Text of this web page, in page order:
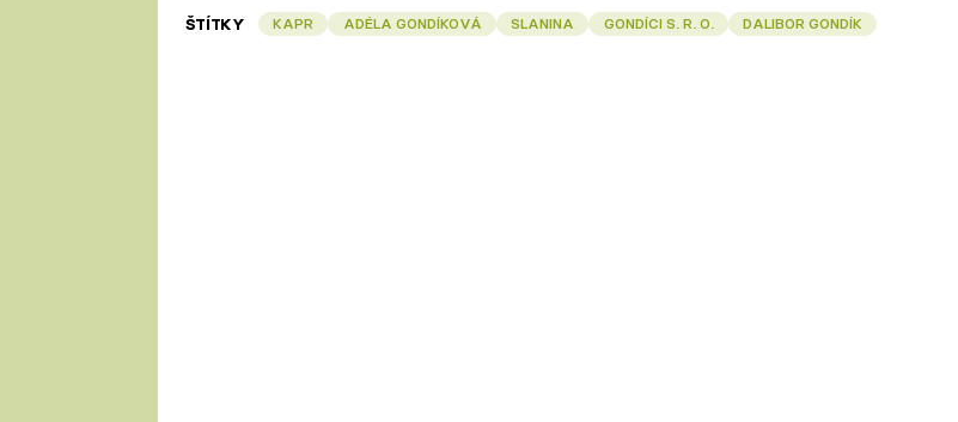
ŠTÍTKY KAPR ADÉLA GONDÍKOVÁ SLANINA GONDÍCI S. R. O. DALIBOR GONDÍK